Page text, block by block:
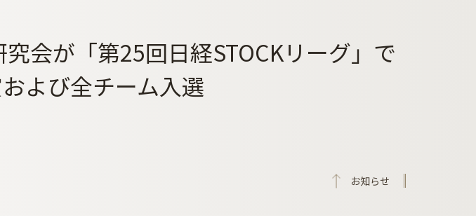
会が「第25回日経STOCKリーグ」で
よび全チーム入選
お知らせ